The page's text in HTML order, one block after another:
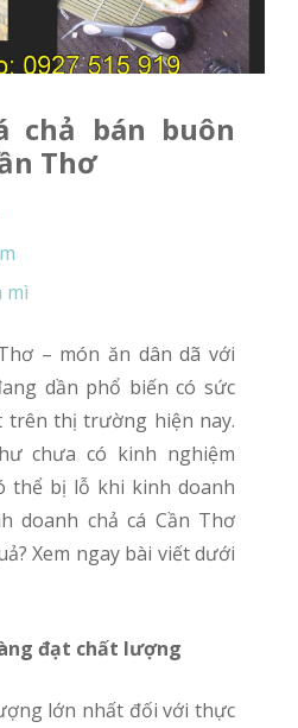
Thơ
mì
dần phổ biến có sức
thị trường hiện nay.
chưa có kinh nghiệm
thể bị lỗ khi kinh doanh
doanh chả cá Cần Thơ
Xem ngay bài viết dưới
đạt chất lượng